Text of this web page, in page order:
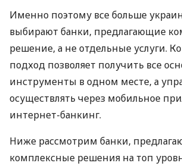
Именно поэтому все больше
выбирают банки, предлагающие
решение, а не отдельные услуги.
подход позволяет получить все
инструменты в одном месте, а
осуществлять через мобильное
интернет-банкинг.
Ниже рассмотрим банки,
комплексные решения на топ